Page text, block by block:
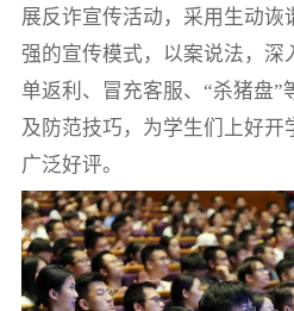
展反诈宣传活动，采用生动诙
强的宣传模式，以案说法，深
单返利、冒充客服、“杀猪盘”
及防范技巧，为学生们上好开
广泛好评。